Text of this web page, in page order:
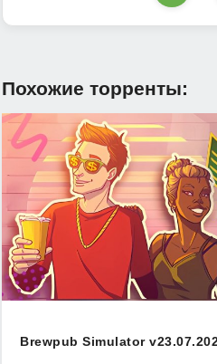
Похожие торренты:
Brewpub Simulator